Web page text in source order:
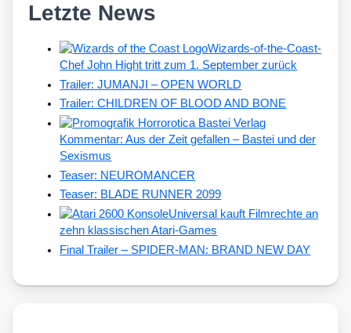
Letzte News
Wizards-of-the-Coast-
Chef John Hight tritt zum 1. September zurück
Trailer: JUMANJI – OPEN WORLD
Trailer: CHILDREN OF BLOOD AND BONE
Kommentar: Aus der Zeit gefallen – Bastei und der
Sexismus
Teaser: NEUROMANCER
Teaser: BLADE RUNNER 2099
Universal kauft Filmrechte an
zehn klassischen Atari-Games
Final Trailer – SPIDER-MAN: BRAND NEW DAY